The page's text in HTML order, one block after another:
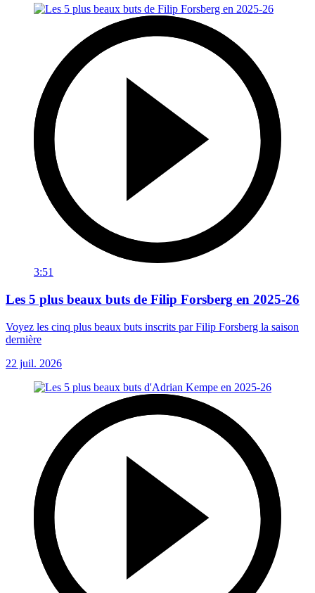
3:51
Les 5 plus beaux buts de Filip Forsberg en 2025-26
Voyez les cinq plus beaux buts inscrits par Filip Forsberg la saison
dernière
22 juil. 2026